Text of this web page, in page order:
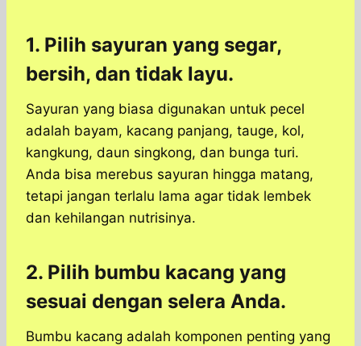
1. Pilih sayuran yang segar,
bersih, dan tidak layu.
Sayuran yang biasa digunakan untuk pecel
adalah bayam, kacang panjang, tauge, kol,
kangkung, daun singkong, dan bunga turi.
Anda bisa merebus sayuran hingga matang,
tetapi jangan terlalu lama agar tidak lembek
dan kehilangan nutrisinya.
2. Pilih bumbu kacang yang
sesuai dengan selera Anda.
Bumbu kacang adalah komponen penting yang